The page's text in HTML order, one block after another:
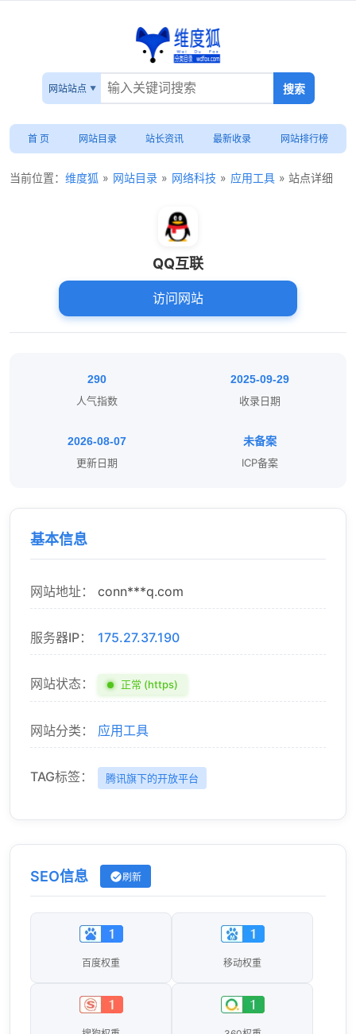
网站站点
首 页 网站目录 站长资讯 最新收录 网站排行榜
当前位置： 维度狐 » 网站目录 » 网络科技 » 应用工具 » 站点详细
QQ互联
访问网站
290
人气指数
2025-09-29
收录日期
2026-08-07
更新日期
未备案
ICP备案
基本信息
网站地址： conn***q.com
服务器IP： 175.27.37.190
网站状态： 正常 (https)
网站分类： 应用工具
TAG标签： 腾讯旗下的开放平台
SEO信息 刷新
百度权重 移动权重